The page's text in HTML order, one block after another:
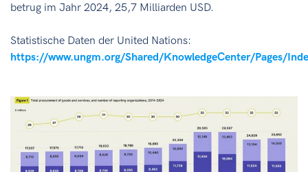
betrug im Jahr 2024, 25,7 Milliarden USD.
Statistische Daten der United Nations:
https://www.ungm.org/Shared/KnowledgeCenter/Pages/